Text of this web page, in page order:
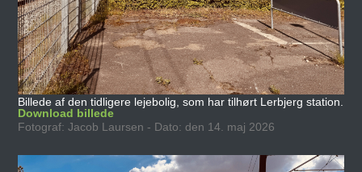
Billede af den tidligere lejebolig, som har tilhørt Lerbjerg station.
Download billede
Fotograf: Jacob Laursen - Dato: den 14. maj 2026